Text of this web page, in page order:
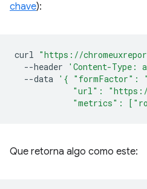
chave):
curl "https://
--header
'Content-Type:
--data '{ "formFactor":
"url":
"metrics":
Que retorna algo como este: